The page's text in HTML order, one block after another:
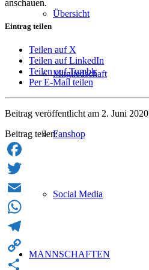
Übersicht
Mitgliedschaft
Fanshop
Social Media
MANNSCHAFTEN
anschauen.
Eintrag teilen
Teilen auf X
Teilen auf LinkedIn
Teilen auf Tumblr
Per E-Mail teilen
Beitrag veröffentlicht am 2. Juni 2020
Beitrag teilen:
Facebook
Twitter
Email
WhatsApp
Telegram
Copy